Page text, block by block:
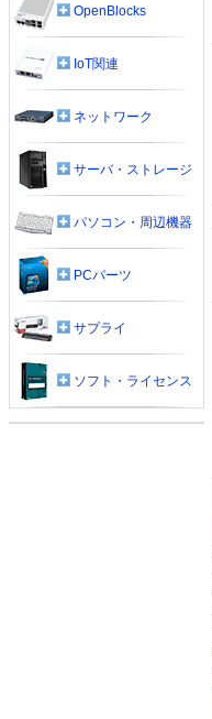
OpenBlocks
IoT関連
ネットワーク
サーバ・ストレージ
パソコン・周辺機器
PCパーツ
サプライ
ソフト・ライセンス